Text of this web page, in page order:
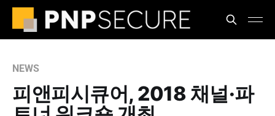
NEWS
피앤피시큐어, 2018 채널·파